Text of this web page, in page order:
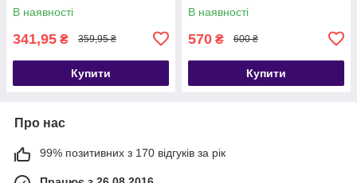
В наявності
341,95 ₴ 359,95 ₴
Купити
В наявності
570 ₴ 600 ₴
Купити
Про нас
99% позитивних з 170 відгуків за рік